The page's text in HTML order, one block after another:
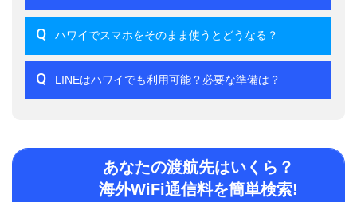
Q ハワイでスマホをそのまま使うとどうなる？
Q LINEはハワイでも利用可能？必要な準備は？
あなたの渡航先はいくら？
海外WiFi通信料を簡単検索!